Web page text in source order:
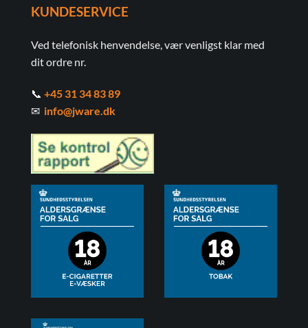
KUNDESERVICE
Ved telefonisk henvendelse, vær venligst klar med
dit ordre nr.
📞 +45 31 34 83 89
✉ info@jware.dk